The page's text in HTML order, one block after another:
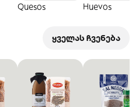
Quesos Huevos
ყველას ჩვენება